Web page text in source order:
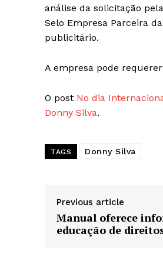
análise da solicitação
Selo Empresa Parceira
publicitário.
A empresa pode
O post No dia
Donny Silva.
TAGS Donny Silva
Previous article
Manual oferece
educação de